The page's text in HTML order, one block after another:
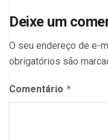
Deixe um
O seu endereço de e-
obrigatórios são
Comentário *